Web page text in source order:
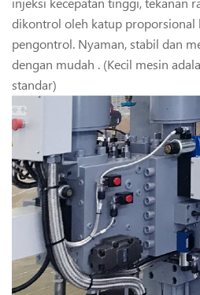
dikontrol oleh katup
pengontrol. Nyaman, stabil dan
dengan mudah . (Kecil mesin
standar)